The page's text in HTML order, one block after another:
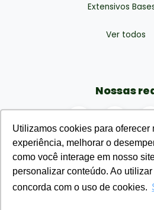
Utilizamos cookies para oferecer
experiência, melhorar o
como você interage em nosso
personalizar conteúdo. Ao
concorda com o uso de cookies.
Utilizamos cookies para oferecer
experiência, melhorar o
como você interage em nosso
personalizar conteúdo. Ao
concorda com o uso de cookies.
Extensivos
Ver todos
Nossas
EMR Eu Médico Residente
direitos reservados. CNPJ: nº